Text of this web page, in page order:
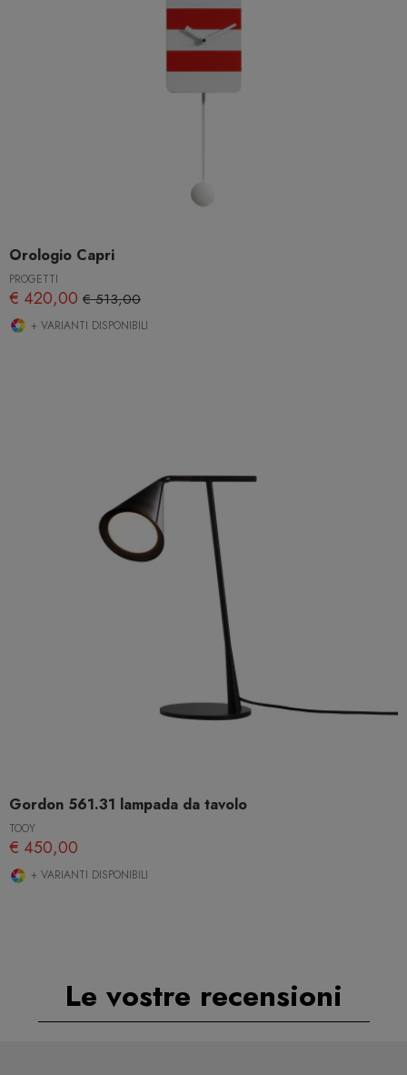
Orologio Capri
PROGETTI
€ 420,00 € 513,00
+ VARIANTI DISPONIBILI
Gordon 561.31 lampada da tavolo
TOOY
€ 450,00
+ VARIANTI DISPONIBILI
Le vostre recensioni